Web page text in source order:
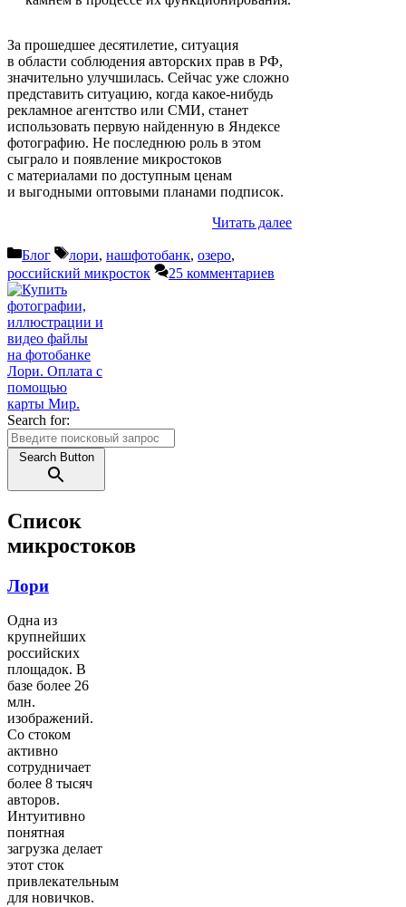
За прошедшее десятилетие, ситуация
в области соблюдения авторских прав в РФ,
значительно улучшилась. Сейчас уже сложно
представить ситуацию, когда какое-нибудь
рекламное агентство или СМИ, станет
использовать первую найденную в Яндексе
фотографию. Не последнюю роль в этом
сыграло и появление микростоков
с материалами по доступным ценам
и выгодными оптовыми планами подписок.
Читать далее
Рубрики
Блог Метки
лори, нашфотобанк, озеро,
российский микросток
25 комментариев
Search for:
Search Button
Список
микростоков
Лори
Одна из
крупнейших
российских
площадок. В
базе более 26
млн.
изображений.
Со стоком
активно
сотрудничает
более 8 тысяч
авторов.
Интуитивно
понятная
загрузка делает
этот сток
привлекательным
для новичков.